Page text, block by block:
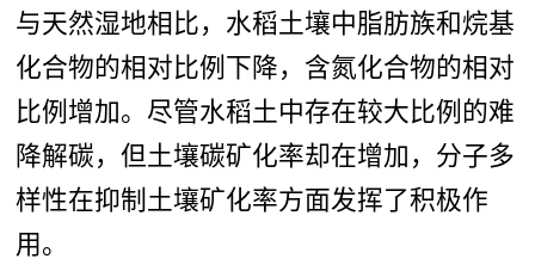
与天然湿地相比，水稻土壤中脂肪族和烷基
化合物的相对比例下降，含氮化合物的相对
比例增加。尽管水稻土中存在较大比例的难
降解碳，但土壤碳矿化率却在增加，分子多
样性在抑制土壤矿化率方面发挥了积极作
用。